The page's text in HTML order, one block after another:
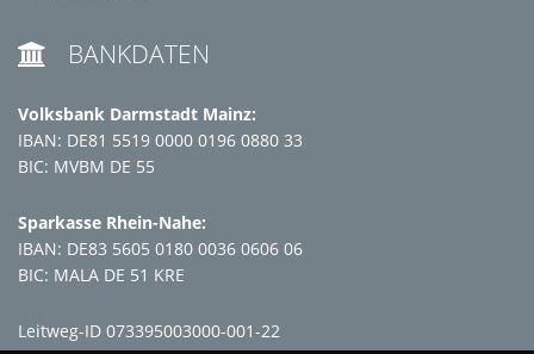
 BANKDATEN
Volksbank Darmstadt Mainz:
IBAN: DE81 5519 0000 0196 0880 33
BIC: MVBM DE 55
Sparkasse Rhein-Nahe:
IBAN: DE83 5605 0180 0036 0606 06
BIC: MALA DE 51 KRE
Leitweg-ID 073395003000-001-22